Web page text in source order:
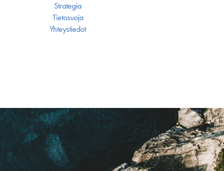
Strategia
Tietosuoja
Yhteystiedot